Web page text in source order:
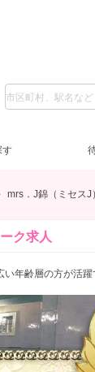
区 (2)
(1)
他 (2)
す
ィ (28)
(20)
(3)
(9)
(17)
店 (1)
mrs．J錦（ミセスJ
ク求人
い年齢層の方が活躍